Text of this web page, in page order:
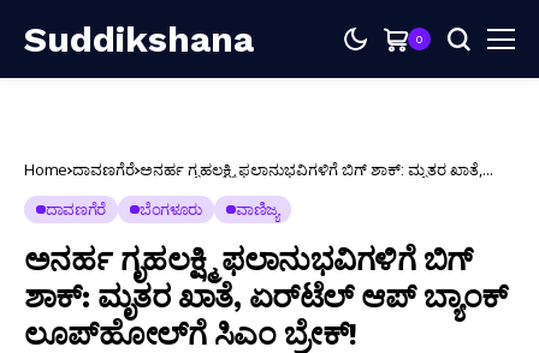
Suddikshana 0
Home ದಾವಣಗೆರೆ ಅನರ್ಹ ಗೃಹಲಕ್ಷ್ಮಿ ಫಲಾನುಭವಿಗಳಿಗೆ ಬಿಗ್ ಶಾಕ್: ಮೃತರ ಖಾತೆ,
ದಾವಣಗೆರೆ ಬೆಂಗಳೂರು ವಾಣಿಜ್ಯ
ಅನರ್ಹ ಗೃಹಲಕ್ಷ್ಮಿ ಫಲಾನುಭವಿಗಳಿಗೆ ಬಿಗ್
ಶಾಕ್: ಮೃತರ ಖಾತೆ, ಏರ್‌ಟೆಲ್ ಆಪ್ ಬ್ಯಾಂಕ್
ಲೂಪ್‌ಹೋಲ್‌ಗೆ ಸಿಎಂ ಬ್ರೇಕ್!